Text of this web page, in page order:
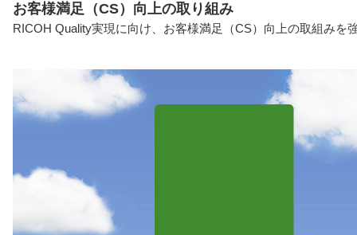
お客様満足（CS）向上の取り組み
RICOH Quality実現に向け、お客様満足（CS）向上の取組みを